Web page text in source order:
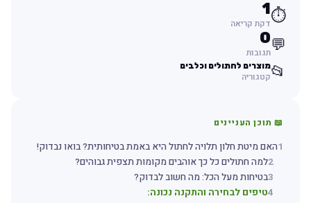
⏱️
1
דקת קריאה
💬
0
תגובות
📂מוצרים לחתולים וכלבים
קטגוריה
📖 תוכן העניינים
האם מיטת חלון תלויה לחתול היא באמת בטיחותית? בואו נבדוק!
2למה חתולים כל כך אוהבים מקומות תצפית גבוהים?
בטיחות מעל הכל: מה חשוב לבדוק?
טיפים לבחירה והתקנה נכונה: